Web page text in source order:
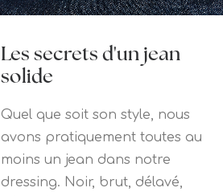
Les secrets d'un jean
solide
Quel que soit son style, nous
avons pratiquement toutes au
moins un jean dans notre
dressing. Noir, brut, délavé,